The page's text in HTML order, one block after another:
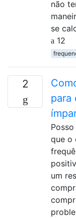
não
se
12
2
para
que o
um